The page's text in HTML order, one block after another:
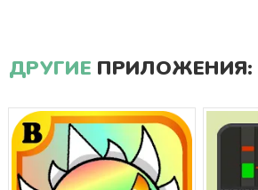
ДРУГИЕ ПРИЛОЖЕНИЯ: